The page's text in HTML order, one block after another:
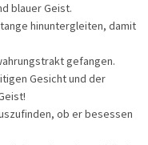
blauer Geist.
hinuntergleiten, damit
gefangen.
Gesicht und der
ob er besessen